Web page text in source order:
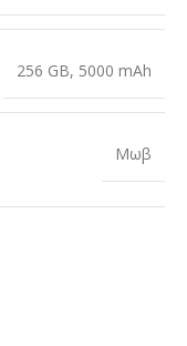
256 GB, 5000 mAh
Μωβ